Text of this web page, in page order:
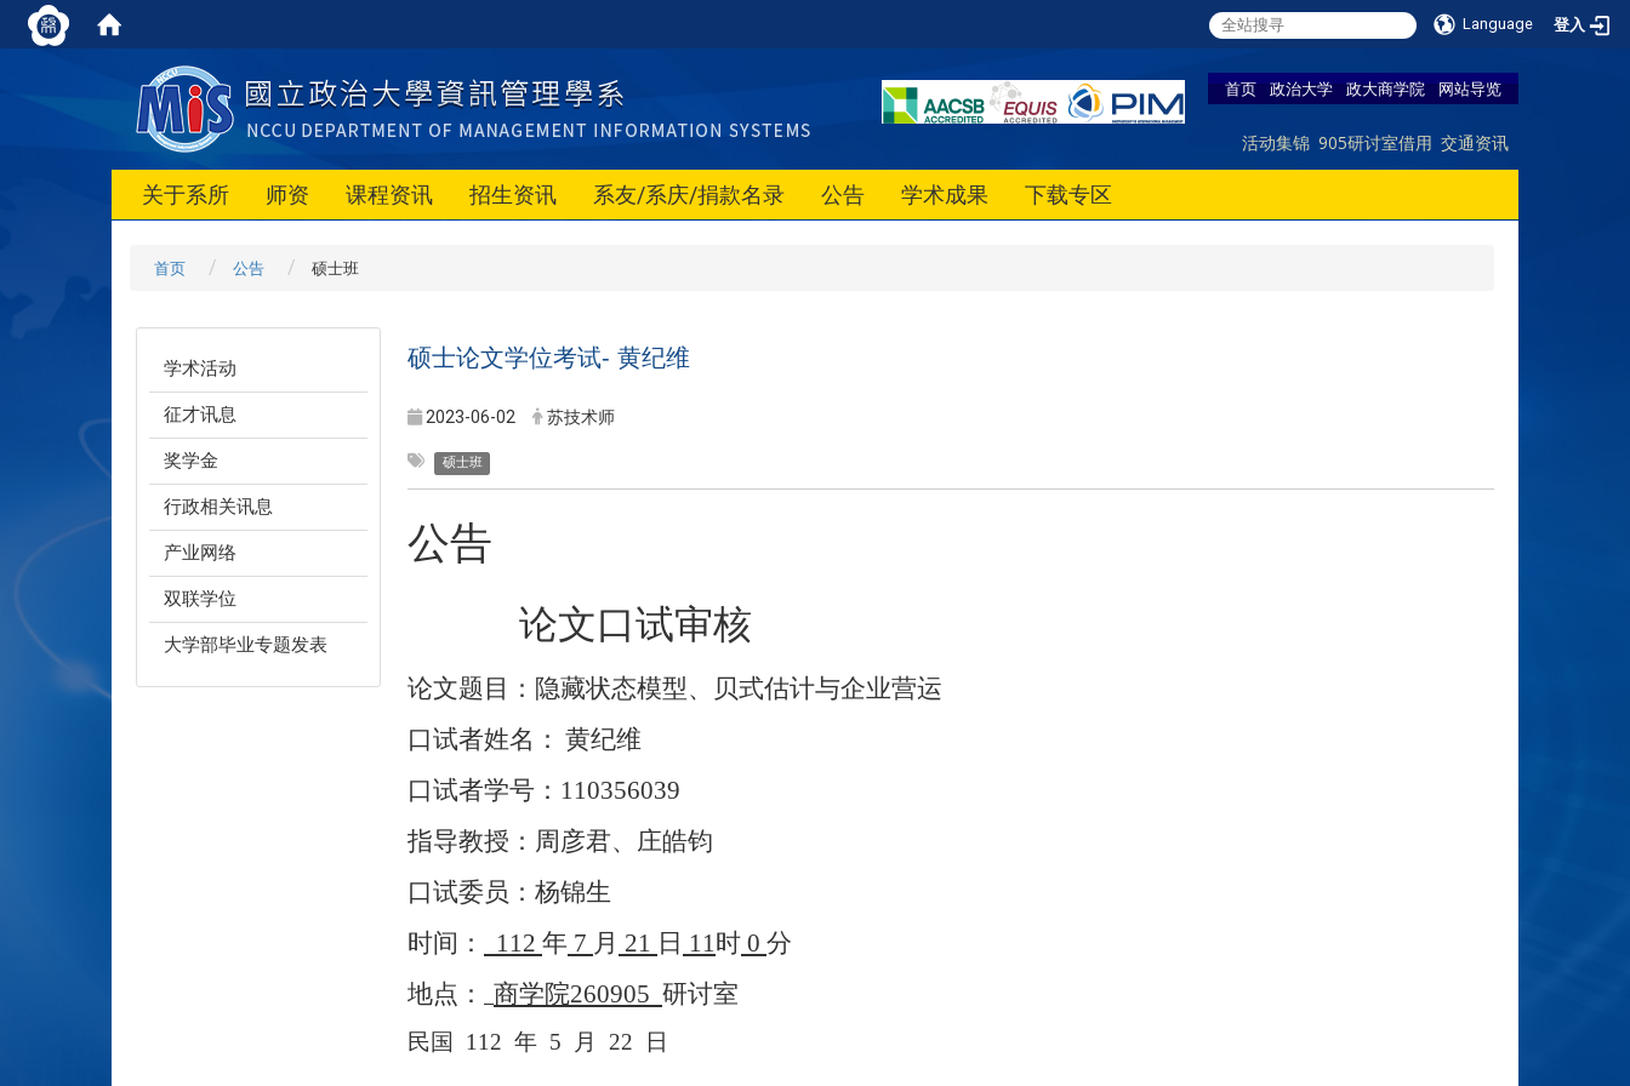
Language 登入
首页 政治大学 政大商学院 网站导览
活动集锦 905研讨室借用 交通资讯
关于系所 师资 课程资讯 招生资讯 系友/系庆/捐款名录 公告 学术成果 下载专区
首页 公告 硕士班
学术活动
征才讯息
奖学金
行政相关讯息
产业网络
双联学位
大学部毕业专题发表
硕士论文学位考试- 黄纪维
2023-06-02 苏技术师
硕士班
公告
论文口试审核
论文题目：隐藏状态模型、贝式估计与企业营运
口试者姓名： 黄纪维
口试者学号： 110356039
指导教授：周彦君、庄皓钧
口试委员：杨锦生
时间：
112 年 7 月 21 日 11 时 0 分
地点：
商学院260905 研讨室
民国 112 年 5 月 22 日